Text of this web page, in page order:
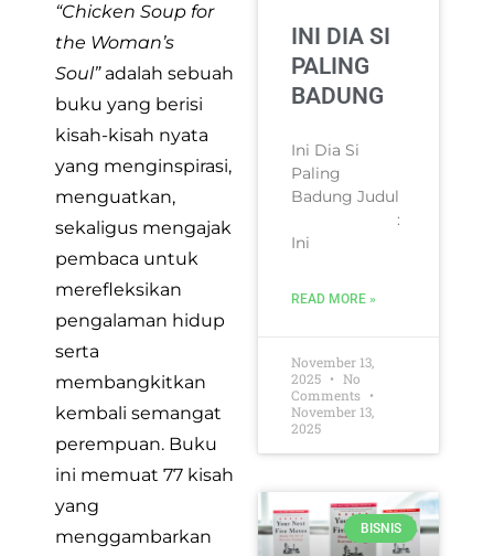
“Chicken Soup for
the Woman’s
Soul”adalah sebuah
buku yang berisi
kisah-kisah nyata
yang menginspirasi,
menguatkan,
sekaligus mengajak
pembaca untuk
merefleksikan
pengalaman hidup
serta
membangkitkan
kembali semangat
perempuan. Buku
ini memuat 77 kisah
yang
menggambarkan
INI DIA SI
PALING
BADUNG
Ini Dia Si
Paling
Badung Judul
:
Ini
READ MORE »
November 13,
2025
No
Comments
November 13,
2025
BISNIS